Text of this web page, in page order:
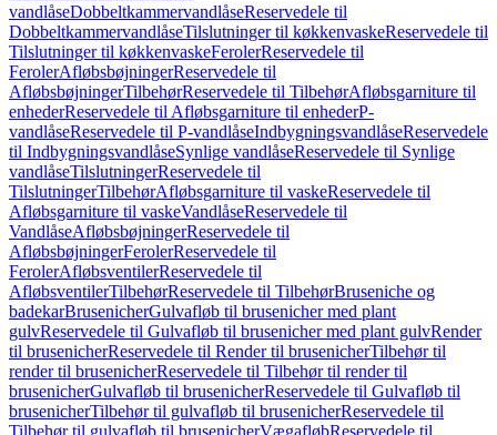
vandlåseDobbeltkammervandlåseReservedele til
DobbeltkammervandlåseTilslutninger til køkkenvaskeReservedele til
Tilslutninger til køkkenvaskeFerolerReservedele til
FerolerAfløbsbøjningerReservedele til
AfløbsbøjningerTilbehørReservedele til TilbehørAfløbsgarniture til
enhederReservedele til Afløbsgarniture til enhederP-
vandlåseReservedele til P-vandlåseIndbygningsvandlåseReservedele
til IndbygningsvandlåseSynlige vandlåseReservedele til Synlige
vandlåseTilslutningerReservedele til
TilslutningerTilbehørAfløbsgarniture til vaskeReservedele til
Afløbsgarniture til vaskeVandlåseReservedele til
VandlåseAfløbsbøjningerReservedele til
AfløbsbøjningerFerolerReservedele til
FerolerAfløbsventilerReservedele til
AfløbsventilerTilbehørReservedele til TilbehørBruseniche og
badekarBrusenicherGulvafløb til brusenicher med plant
gulvReservedele til Gulvafløb til brusenicher med plant gulvRender
til brusenicherReservedele til Render til brusenicherTilbehør til
render til brusenicherReservedele til Tilbehør til render til
brusenicherGulvafløb til brusenicherReservedele til Gulvafløb til
brusenicherTilbehør til gulvafløb til brusenicherReservedele til
Tilbehør til gulvafløb til brusenicherVægafløbReservedele til